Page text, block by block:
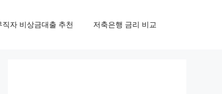
직자 비상금대출 추천 저축은행 금리 비교